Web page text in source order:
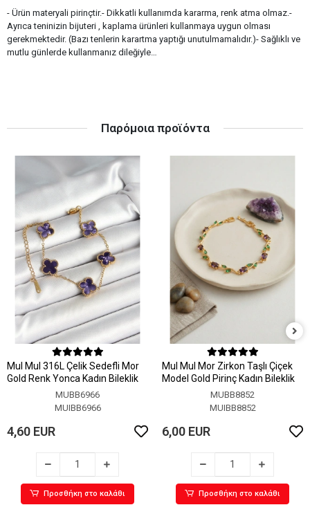
- Ürün materyali pirinçtir.- Dikkatli kullanımda kararma, renk atma olmaz.-
Ayrıca teninizin bijuteri , kaplama ürünleri kullanmaya uygun olması
gerekmektedir. (Bazı tenlerin karartma yaptığı unutulmamalıdır.)- Sağlıklı ve
mutlu günlerde kullanmanız dileğiyle…
Παρόμοια προϊόντα
MuI MuI 316L Çelik Sedefli Mor
Gold Renk Yonca Kadın Bileklik
MUBB6966
MUIBB6966
4,60 EUR
Προσθήκη στο καλάθι
MuI MuI Mor Zirkon Taşlı Çiçek
Model Gold Pirinç Kadın Bileklik
MUBB8852
MUIBB8852
6,00 EUR
Προσθήκη στο καλάθι